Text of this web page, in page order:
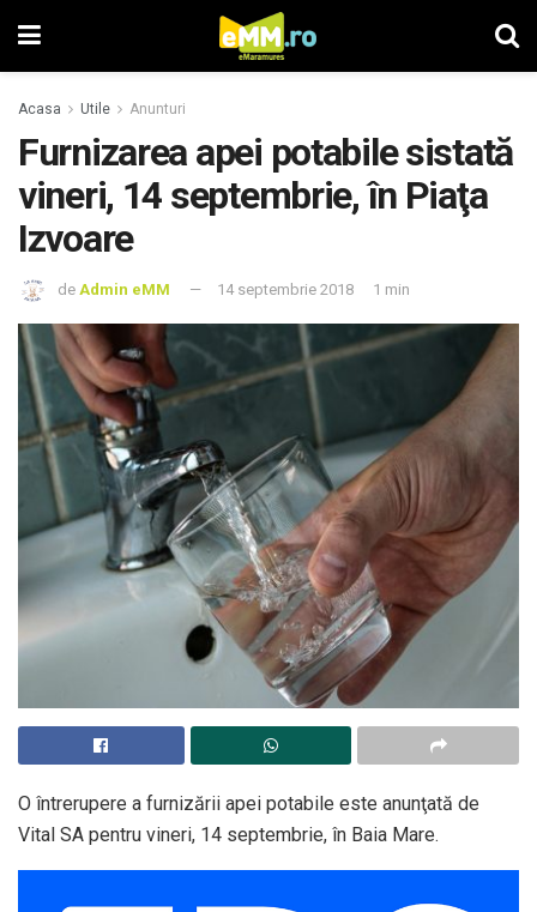
Acasa Utile Anunturi
Furnizarea apei potabile sistată
vineri, 14 septembrie, în Piaţa
Izvoare
de Admin eMM 14 septembrie 2018 1 min
O întrerupere a furnizării apei potabile este anunţată de
Vital SA pentru vineri, 14 septembrie, în Baia Mare.